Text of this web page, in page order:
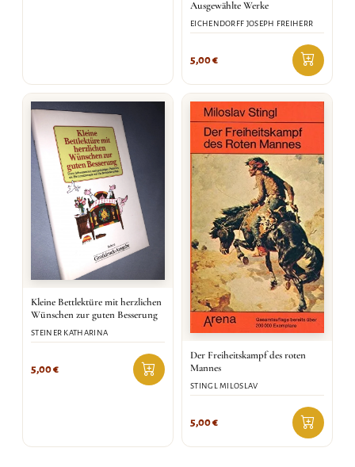
Ausgewählte Werke
EICHENDORFF JOSEPH FREIHERR
5,00€
Kleine Bettlektüre mit herzlichen
Wünschen zur guten Besserung
STEINER KATHARINA
5,00€
Der Freiheitskampf des roten
Mannes
STINGL MILOSLAV
5,00€